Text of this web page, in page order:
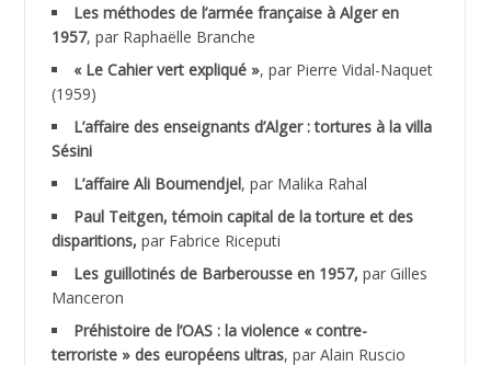
ABNOUN Salah
ACHACHE M.*
ACHLAF Ali
ADALMI
ADANE Ramdane *
ADDAD
Les méthodes de l’armée française à Alger en
1957, par Raphaëlle Branche
« Le Cahier vert expliqué », par Pierre Vidal-Naquet
(1959)
L’affaire des enseignants d’Alger : tortures à la villa
Sésini
L’affaire Ali Boumendjel, par Malika Rahal
Paul Teitgen, témoin capital de la torture et des
disparitions, par Fabrice Riceputi
Les guillotinés de Barberousse en 1957, par Gilles
Manceron
Préhistoire de l’OAS : la violence « contre-
terroriste » des européens ultras, par Alain Ruscio